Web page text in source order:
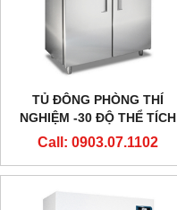
TỦ ĐÔNG PHÒNG THÍ
NGHIỆM -30 ĐỘ THỂ TÍCH
LỚN 1160 LÍT LDF 1160
Call: 0903.07.1102